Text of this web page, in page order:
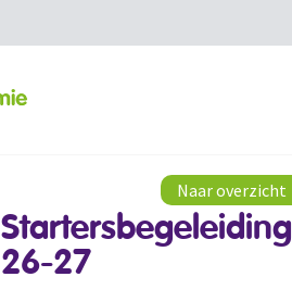
Naar overzicht
Startersbegeleiding
26-27